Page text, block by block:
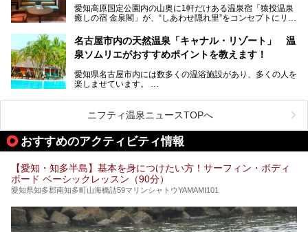
さっそく取材してきました！
愛知高原国定公園内の山奥に1軒だけある温泉宿「猿投温泉
癒しの宿 金泉閣」が、“しあわせ隠れ里”をコンセプトにリニ
天然ラドン温泉が堪能できるお風呂や、新設・改装された客
室、地元の食材と温泉水で作られたお料理……。
ご紹介します。
名古屋市内の天然温泉「キャナル・リゾート」 温
泉ソムリエがおすすめポイントを教えます！
愛知県名古屋市内には数多くの温浴施設があり、多くの人を
楽しませています。
ムリエの目線で紹介していきます！
名古屋市内にはスーパー銭湯や日帰り温泉が多く、「どこに
行こうかな？」と悩んでしまう方も多いと思います。
ぜひこの記事を参考にして「キャナル・リゾート」に出かけ
てみるのはいかがでしょうか？
ニフティ温泉ニュースTOPへ
おすすめのアクティビティ情報
【愛知・知多半島】基本を身につけたい方！サーフィン・ボディ
ボード ベーシックレッスン（90分）
愛知県知多郡南知多町山海橋詰59マリンシャトウYAMAMI101